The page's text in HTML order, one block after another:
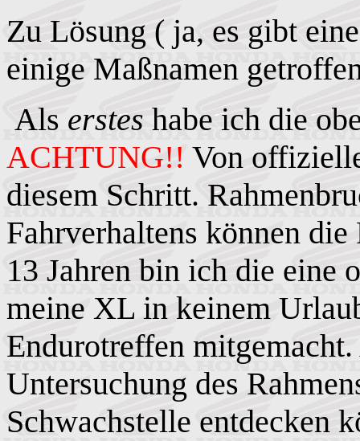
Zu Lösung ( ja, es gibt
einige Maßnamen
Als erstes habe ich die
ACHTUNG!! Von
diesem Schritt.
Fahrverhaltens können
13 Jahren bin ich die eine
meine XL in keinem
Endurotreffen
Untersuchung des
Schwachstelle entdecken